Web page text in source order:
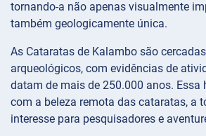
tornando-a não apenas visualmente
também geologicamente única.
As Cataratas de Kalambo são
arqueológicos, com evidências de
datam de mais de 250.000 anos. Essa
com a beleza remota das cataratas, a
interesse para pesquisadores e